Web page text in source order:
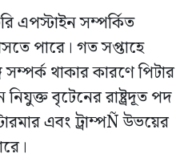
এপস্টাইন সম্পর্কিত
পারে। গত সপ্তাহে
থাকার কারণে পিটার
বৃটেনের রাষ্ট্রদূত পদ
এবং ট্রাম্পÑ উভয়ের